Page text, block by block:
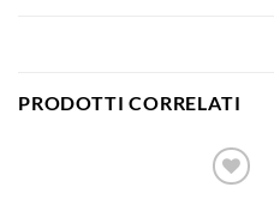
PRODOTTI CORRELATI